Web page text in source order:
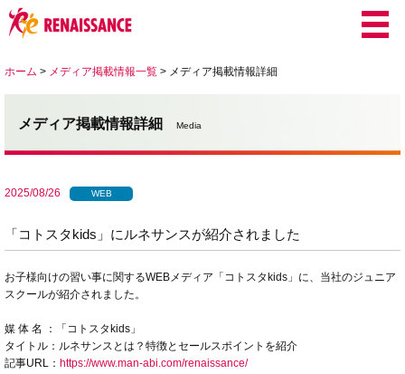
ホーム > メディア掲載情報一覧 > メディア掲載情報詳細
メディア掲載情報詳細 Media
2025/08/26 WEB
「コトスタkids」にルネサンスが紹介されました
お子様向けの習い事に関するWEBメディア「コトスタkids」に、当社のジュニア
スクールが紹介されました。
媒 体 名 ：「コトスタkids」
タイトル：ルネサンスとは？特徴とセールスポイントを紹介
記事URL： https://www.man-abi.com/renaissance/